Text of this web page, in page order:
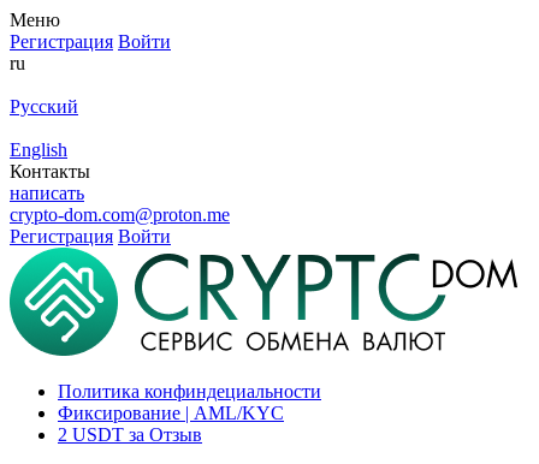
Меню
Регистрация Войти
ru
Русский
English
Контакты
написать
crypto-dom.com@proton.me
Регистрация Войти
Политика конфиндециальности
Фиксирование | AML/KYC
2 USDT за Отзыв